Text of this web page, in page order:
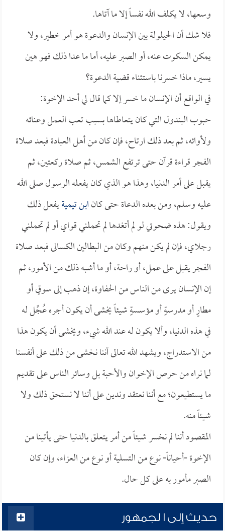
وسعها، لا يكلف الله نفساً إلا ما آتاها.
فلا شك أن الحيلولة بين الإنسان والدعوة هو أمر خطير، ولا
يمكن السكوت عنه، أو الصبر عليه، أما ما عدا ذلك فهو هين
يسير، ماذا خسرنا باستثناء قضية الدعوة؟
في الواقع أن الإنسان ما خسر إلا كما قال لي أحد الإخوة:
حبوب البندول التي كان يتعاطاها بسبب تعب العمل وعنائه
ولأوائه، ثم بعد ذلك ارتاح، فإن كان من أهل العبادة فبعد صلاة
الفجر قراءة قرآن حتى ترتفع الشمس، ثم صلاة ركعتين، ثم
يقبل على أمر الدنيا، وهذا هو الذي كان يفعله الرسول صلى الله
عليه وسلم، ومن بعده الدعاة حتى كانابن تيميةيفعل ذلك
ويقول: هذه ضحوتي لو لم أتغدها لم تحملني قواي أو لم تحملني
رجلاي، فإن لم يكن منهم وكان من البطالين الكسالى فبعد صلاة
الفجر يقبل على عمل، أو راحة، أو ما أشبه ذلك من الأمور، ثم
إن الإنسان يرى من الناس من الحفاوة، إن ذهب إلى سوقٍ أو
مطارٍ أو مدرسةٍ أو مؤسسةٍ شيئاً يخشى أن يكون أجره عُجِّل له
في هذه الدنيا، وألا يكون له عند الله شيء، ويخشى أن يكون هذا
من الاستدراج، ويشهد الله تعالى أننا نخشى من ذلك على أنفسنا
لما نراه من حرص الإخوان والأحبة بل وسائر الناس على تقديم
ما يستطيعون؛ مع أننا نعتقد وندين على أننا لا نستحق ذلك ولا
شيئاً منه.
المقصود أننا لم نخسر شيئاً من أمر يتعلق بالدنيا حتى يأتينا من
الإخوة -أحياناً- نوع من التسلية أو نوع من العزاء، وإن كان
الصبر مأمور به على كل حال.
حديث إلى ا لجمهور